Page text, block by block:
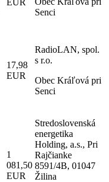
Senci
17,98
EUR
RadioLAN, spol.
s r.o.
Obec Kráľová pri
Senci
1
081,50
EUR
Stredoslovenská
energetika
Holding, a.s., Pri
Rajčianke
8591/4B, 01047
Žilina